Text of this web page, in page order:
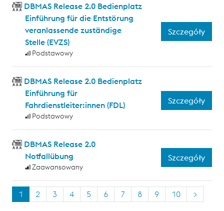
DBMAS Release 2.0 Bedienplatz
Einführung für die Entstörung
veranlassende zuständige
Stelle (EVZS)
Podstawowy
Szczegóły
DBMAS Release 2.0 Bedienplatz
Einführung für
Fahrdienstleiter:innen (FDL)
Podstawowy
Szczegóły
DBMAS Release 2.0
Notfallübung
Zaawansowany
Szczegóły
1 2 3 4 5 6 7 8 9 10 >